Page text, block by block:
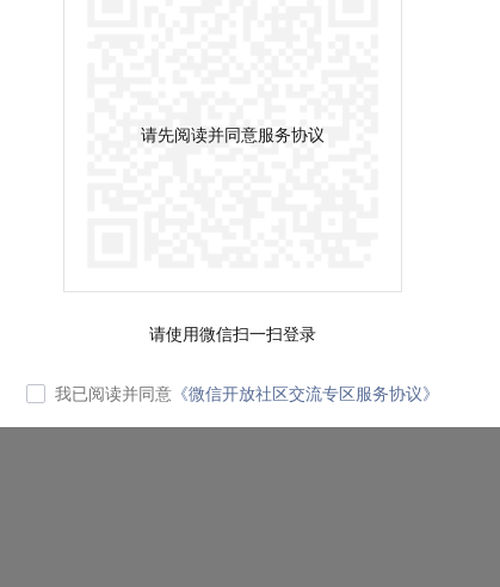
请先阅读并同意服务协议
请使用微信扫一扫登录
我已阅读并同意 《微信开放社区交流专区服务协议》